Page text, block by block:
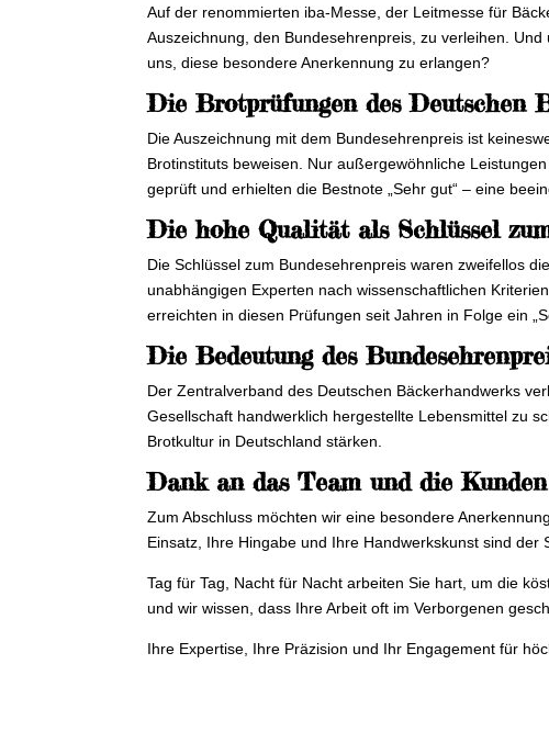
Auf der renommierten iba-Messe, der Leitmesse für
Auszeichnung, den Bundesehrenpreis, zu verleihen.
uns, diese besondere Anerkennung zu erlangen?
Die Brotprüfungen des Deutschen
Die Auszeichnung mit dem Bundesehrenpreis ist
Brotinstituts beweisen. Nur außergewöhnliche
geprüft und erhielten die Bestnote „Sehr gut“ – eine
Die hohe Qualität als Schlüssel
Die Schlüssel zum Bundesehrenpreis waren zweifellos
unabhängigen Experten nach wissenschaftlichen
erreichten in diesen Prüfungen seit Jahren in Folge ein
Die Bedeutung des
Der Zentralverband des Deutschen Bäckerhandwerks
Gesellschaft handwerklich hergestellte Lebensmittel zu
Brotkultur in Deutschland stärken.
Dank an das Team und die Kunden
Zum Abschluss möchten wir eine besondere
Einsatz, Ihre Hingabe und Ihre Handwerkskunst sind der
Tag für Tag, Nacht für Nacht arbeiten Sie hart, um die
und wir wissen, dass Ihre Arbeit oft im Verborgenen
Ihre Expertise, Ihre Präzision und Ihr Engagement für